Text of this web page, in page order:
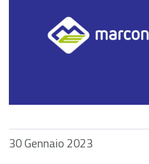
30 Gennaio 2023